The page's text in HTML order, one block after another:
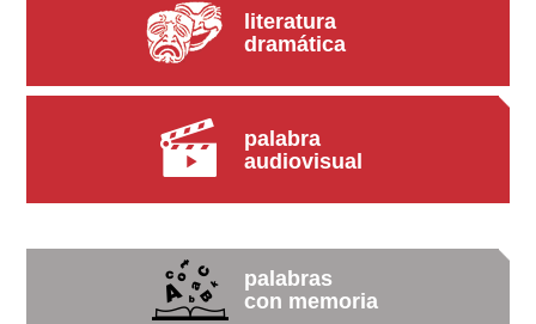
literatura
dramática
palabra
audiovisual
palabras
con memoria